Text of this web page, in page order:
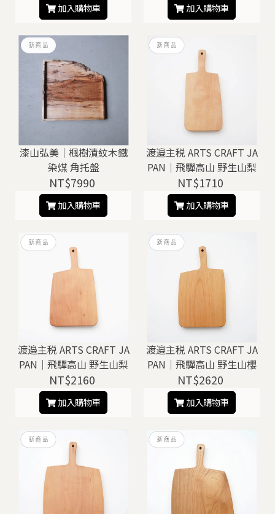
加入購物車
加入購物車
漆山弘美｜楓樹漬紋木鐵
染煤 角托盤
NT$7990
加入購物車
渡邉主税 ARTS CRAFT JA
PAN｜飛驒高山 野生山梨
木 砧板 / 托盤（ A ）
NT$1710
加入購物車
渡邉主税 ARTS CRAFT JA
PAN｜飛驒高山 野生山梨
木 砧板 / 托盤（ B ）
NT$2160
加入購物車
渡邉主税 ARTS CRAFT JA
PAN｜飛驒高山 野生山櫻
木 砧板 / 托盤（ C ）
NT$2620
加入購物車